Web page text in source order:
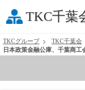
TKC千葉
TKCグループ TKC千葉会
日本政策金融公庫、千葉商